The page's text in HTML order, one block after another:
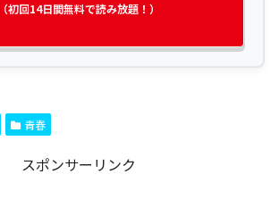
（初回14日間無料で読み放題！）
青春
スポンサーリンク